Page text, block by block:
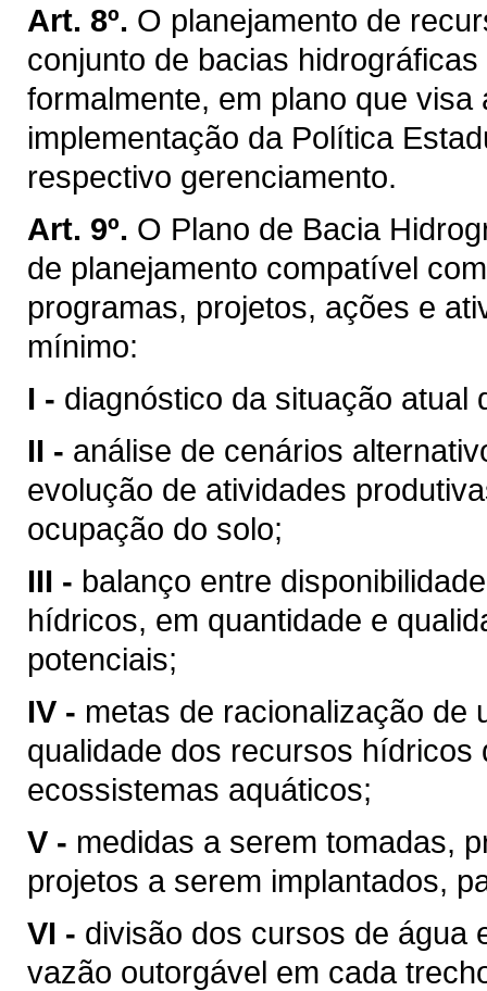
Art. 8º. O planejamento de
conjunto de bacias
formalmente, em plano que
implementação da Política
respectivo gerenciamento.
Art. 9º. O Plano de Bacia
de planejamento compatível
programas, projetos, ações e
mínimo:
I - diagnóstico da situação atual
II - análise de cenários
evolução de atividades
ocupação do solo;
III - balanço entre
hídricos, em quantidade e
potenciais;
IV - metas de racionalização de
qualidade dos recursos
ecossistemas aquáticos;
V - medidas a serem tomadas,
projetos a serem implantados,
VI - divisão dos cursos de água
vazão outorgável em cada